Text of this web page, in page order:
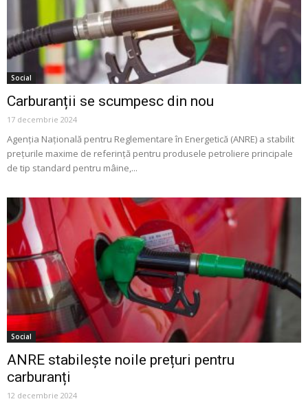
Social
Carburanții se scumpesc din nou
17 decembrie 2024
Agenția Națională pentru Reglementare în Energetică (ANRE) a stabilit
prețurile maxime de referință pentru produsele petroliere principale
de tip standard pentru mâine,...
Social
ANRE stabilește noile prețuri pentru
carburanți
12 decembrie 2024